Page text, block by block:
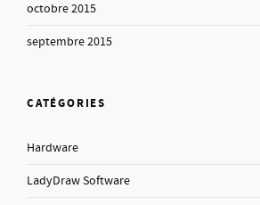
octobre 2015
septembre 2015
CATÉGORIES
Hardware
LadyDraw Software